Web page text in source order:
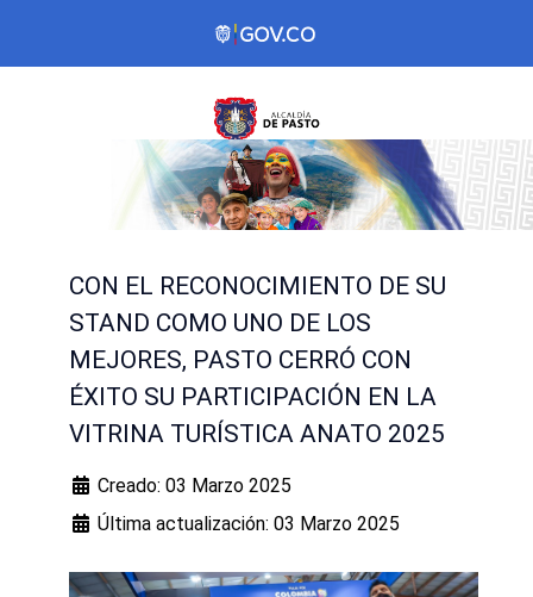
CON EL RECONOCIMIENTO DE SU
STAND COMO UNO DE LOS
MEJORES, PASTO CERRÓ CON
ÉXITO SU PARTICIPACIÓN EN LA
VITRINA TURÍSTICA ANATO 2025
Creado: 03 Marzo 2025
Última actualización: 03 Marzo 2025